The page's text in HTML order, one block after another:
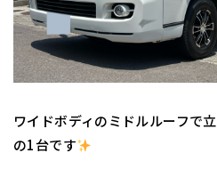
ワイドボディのミドルルーフで
の1台です